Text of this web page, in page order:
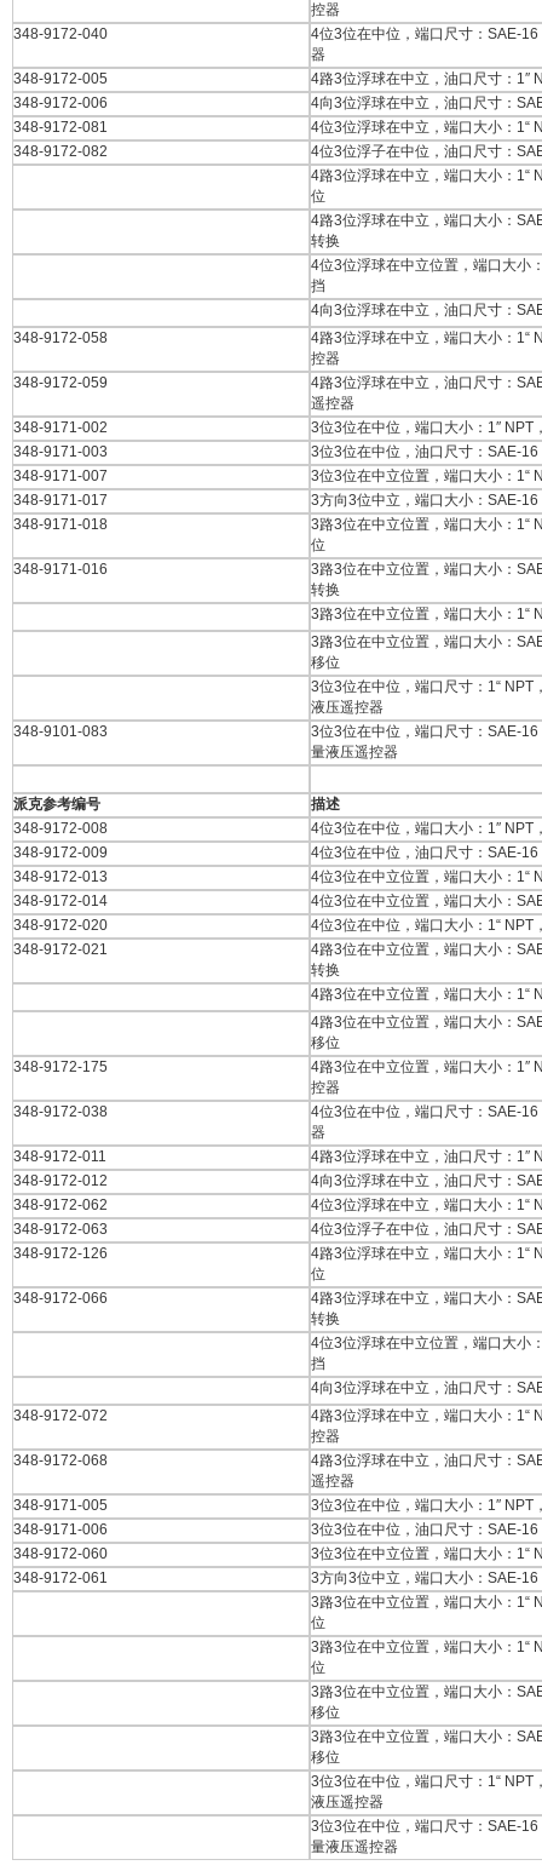
控器
348-9172-040
4位3位在中位，端口尺寸：SAE-
器
348-9172-005
4路3位浮球在中立，油口尺寸：1″
348-9172-006
4向3位浮球在中立，油口尺寸：
348-9172-081
4位3位浮球在中立，端口大小：1“
348-9172-082
4位3位浮子在中位，油口尺寸：
4路3位浮球在中立，端口大小：1“
位
4路3位浮球在中立，端口大小：
转换
4位3位浮球在中立位置，端口大小
挡
4向3位浮球在中立，油口尺寸：
348-9172-058
4路3位浮球在中立，端口大小：1“
控器
348-9172-059
4路3位浮球在中立，油口尺寸：
遥控器
348-9171-002
3位3位在中位，端口大小：1″ NPT
348-9171-003
3位3位在中位，油口尺寸：SAE-
348-9171-007
3位3位在中立位置，端口大小：1“
348-9171-017
3方向3位中立，端口大小：SAE-
348-9171-018
3路3位在中立位置，端口大小：1“
位
348-9171-016
3路3位在中立位置，端口大小：
转换
3路3位在中立位置，端口大小：1“
3路3位在中立位置，端口大小：
移位
3位3位在中位，端口尺寸：1“ NPT
液压遥控器
348-9101-083
3位3位在中位，端口尺寸：SAE-
量液压遥控器
派克参考编号
描述
348-9172-008
4位3位在中位，端口大小：1″ NPT
348-9172-009
4位3位在中位，油口尺寸：SAE-
348-9172-013
4位3位在中立位置，端口大小：1“
348-9172-014
4位3位在中立位置，端口大小：
348-9172-020
4位3位在中位，端口大小：1“ NPT
348-9172-021
4路3位在中立位置，端口大小：
转换
4路3位在中立位置，端口大小：1“
4路3位在中立位置，端口大小：
移位
348-9172-175
4路3位在中立位置，端口大小：1″
控器
348-9172-038
4位3位在中位，端口尺寸：SAE-
器
348-9172-011
4路3位浮球在中立，油口尺寸：1″
348-9172-012
4向3位浮球在中立，油口尺寸：
348-9172-062
4位3位浮球在中立，端口大小：1“
348-9172-063
4位3位浮子在中位，油口尺寸：
348-9172-126
4路3位浮球在中立，端口大小：1“
位
348-9172-066
4路3位浮球在中立，端口大小：
转换
4位3位浮球在中立位置，端口大小
挡
4向3位浮球在中立，油口尺寸：
348-9172-072
4路3位浮球在中立，端口大小：1“
控器
348-9172-068
4路3位浮球在中立，油口尺寸：
遥控器
348-9171-005
3位3位在中位，端口大小：1″ NPT
348-9171-006
3位3位在中位，油口尺寸：SAE-
348-9172-060
3位3位在中立位置，端口大小：1“
348-9172-061
3方向3位中立，端口大小：SAE-
3路3位在中立位置，端口大小：1“
位
3路3位在中立位置，端口大小：1“
位
3路3位在中立位置，端口大小：
移位
3路3位在中立位置，端口大小：
移位
3位3位在中位，端口尺寸：1“ NPT
液压遥控器
3位3位在中位，端口尺寸：SAE-
量液压遥控器